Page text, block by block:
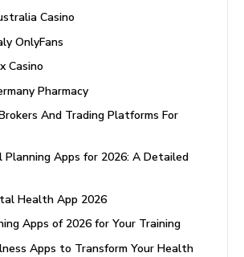
Casino
OnlyFans
Casino
Pharmacy
And Trading Platforms For
Planning Apps for 2026: A Detailed
Health App 2026
Apps of 2026 for Your Training
Apps to Transform Your Health